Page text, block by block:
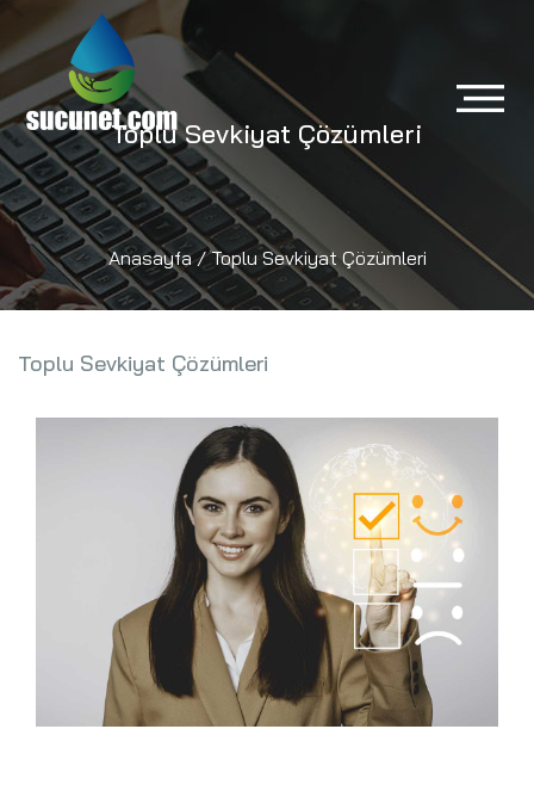
Toplu Sevkiyat Çözümleri
Anasayfa/ Toplu Sevkiyat Çözümleri
Toplu Sevkiyat Çözümleri